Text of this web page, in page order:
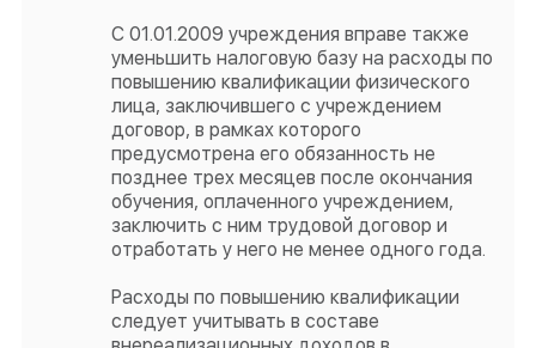
С 01.01.2009 учреждения вправе также
уменьшить налоговую базу на расходы по
повышению квалификации физического
лица, заключившего с учреждением
договор, в рамках которого
предусмотрена его обязанность не
позднее трех месяцев после окончания
обучения, оплаченного учреждением,
заключить с ним трудовой договор и
отработать у него не менее одного года.
Расходы по повышению квалификации
следует учитывать в составе